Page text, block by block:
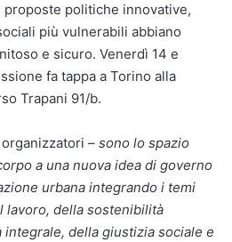
politiche innovative,
più vulnerabili abbiano
e sicuro. Venerdì 14 e
fa tappa a Torino alla
Trapani 91/b.
– sono lo spazio
a una nuova idea di governo
urbana integrando i temi
lavoro, della sostenibilità
integrale, della giustizia sociale e